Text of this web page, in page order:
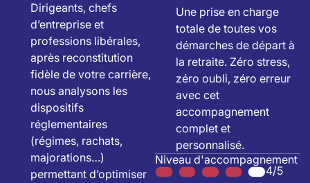
Dirigeants, chefs
d’entreprise et
professions libérales,
après reconstitution
fidèle de votre carrière,
nous analysons les
dispositifs
réglementaires
(régimes, rachats,
majorations…)
permettant d’optimiser
Une prise en charge
totale de toutes vos
démarches de départ à
la retraite. Zéro stress,
zéro oubli, zéro erreur
avec cet
accompagnement
complet et
personnalisé.
Niveau d'accompagnement
4/5